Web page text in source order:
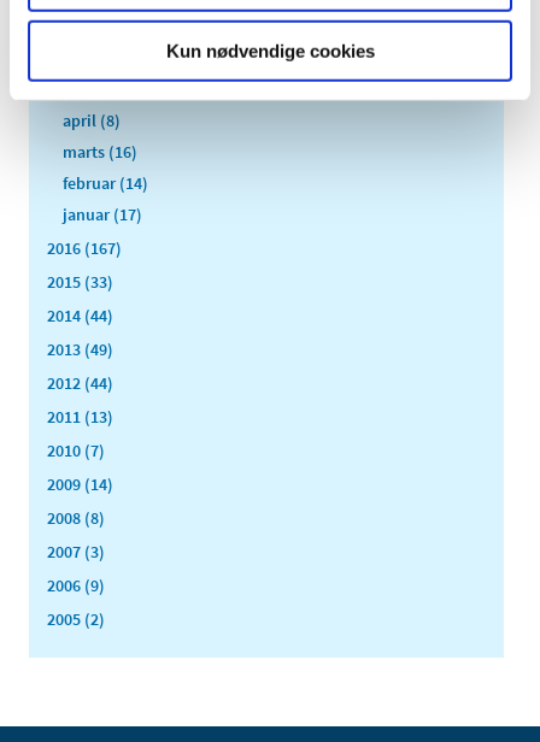
Kun nødvendige cookies
juli (9)
maj (9)
april (8)
marts (16)
februar (14)
januar (17)
2016 (167)
2015 (33)
2014 (44)
2013 (49)
2012 (44)
2011 (13)
2010 (7)
2009 (14)
2008 (8)
2007 (3)
2006 (9)
2005 (2)